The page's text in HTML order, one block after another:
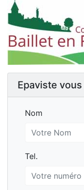
Epaviste
Nom
Nom
Tel.
Tel.